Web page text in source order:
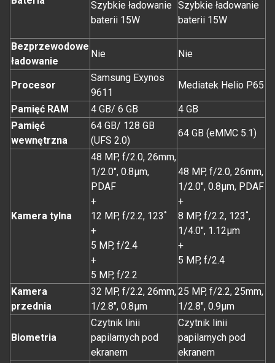
Szybkie ładowanie
baterii 15W
Szybkie ładowanie
baterii 15W
Bezprzewodowe
ładowanie
Nie Nie
Procesor
Samsung Exynos
9611
Mediatek Helio P65
Pamięć RAM 4 GB/ 6 GB
4 GB
Pamięć
wewnętrzna
64 GB/ 128 GB
(UFS 2.0)
64 GB (eMMC 5.1)
Kamera tylna
48 MP, f/2.0, 26mm,
1/2.0", 0.8µm,
PDAF
+
12 MP, f/2.2, 123˚
+
5 MP, f/2.4
+
5 MP, f/2.2
48 MP, f/2.0, 26mm,
1/2.0", 0.8µm, PDAF
+
8 MP, f/2.2, 123˚,
1/4.0", 1.12µm
+
5 MP, f/2.4
Kamera
przednia
32 MP, f/2.2, 26mm,
1/2.8", 0.8µm
25 MP, f/2.2, 25mm,
1/2.8", 0.9µm
Biometria
Czytnik linii
papilarnych pod
ekranem
Czytnik linii
papilarnych pod
ekranem